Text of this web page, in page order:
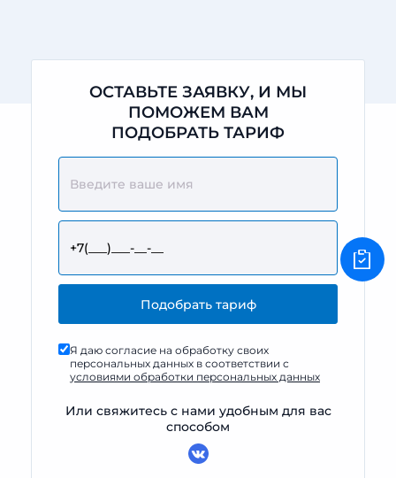
ОСТАВЬТЕ ЗАЯВКУ, И МЫ
ПОМОЖЕМ ВАМ
ПОДОБРАТЬ ТАРИФ
Я даю согласие на обработку своих
персональных данных в соответствии с
условиями обработки персональных данных
Или свяжитесь с нами удобным для вас
способом